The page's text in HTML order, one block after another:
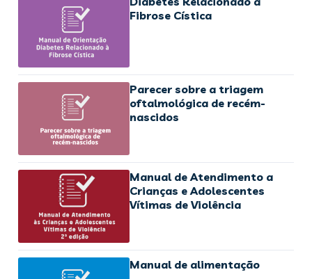
Fibrose Cística
Parecer sobre a triagem
oftalmológica de recém-
nascidos
Manual de Atendimento a
Crianças e Adolescentes
Vítimas de Violência
Manual de alimentação